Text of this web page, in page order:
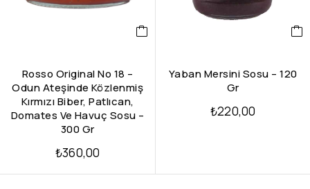
Rosso Original No 18 –
Odun Ateşinde Közlenmiş
Kırmızı Biber, Patlıcan,
Domates Ve Havuç Sosu –
300 Gr
₺360,00
Yaban Mersini Sosu – 120
Gr
₺220,00